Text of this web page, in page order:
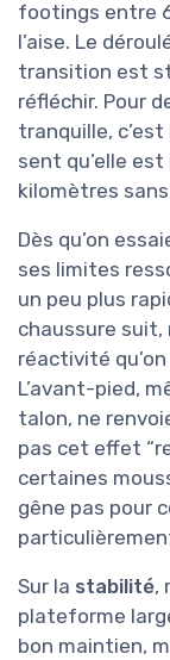
footings entre
l’aise. Le
transition est
réfléchir. Pour
tranquille, c’est
sent qu’elle
kilomètres
Dès qu’on
ses limites
un peu plus
chaussure suit,
réactivité
L’avant-pied,
talon, ne
pas cet effet
certaines
gêne pas pour
Sur la stabilité,
plateforme
bon maintien,